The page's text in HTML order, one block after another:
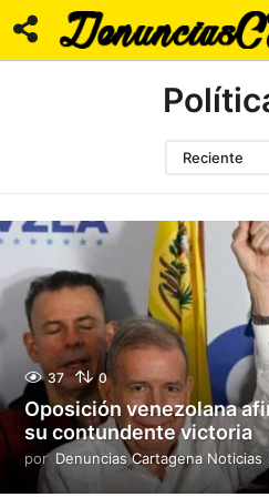
Reciente
37 0
Oposición venezolana
su contundente victoria
por Denuncias Cartagena Noticias